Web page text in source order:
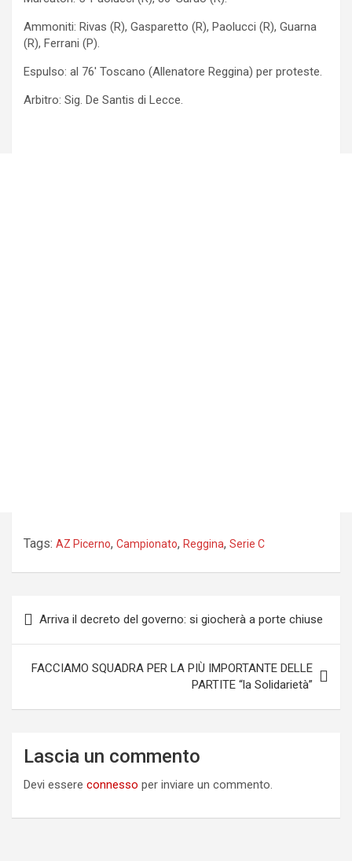
Ammoniti: Rivas (R), Gasparetto (R), Paolucci (R), Guarna
(R), Ferrani (P).
Espulso: al 76′ Toscano (Allenatore Reggina) per proteste.
Arbitro: Sig. De Santis di Lecce.
Tags: AZ Picerno, Campionato, Reggina, Serie C
articoli
Arriva il decreto del governo: si giocherà a porte chiuse
FACCIAMO SQUADRA PER LA PIÙ IMPORTANTE DELLE
PARTITE “la Solidarietà”
Lascia un commento
Devi essere connesso per inviare un commento.